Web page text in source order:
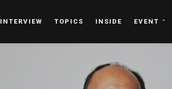
INTERVIEW TOPICS INSIDE EVENT